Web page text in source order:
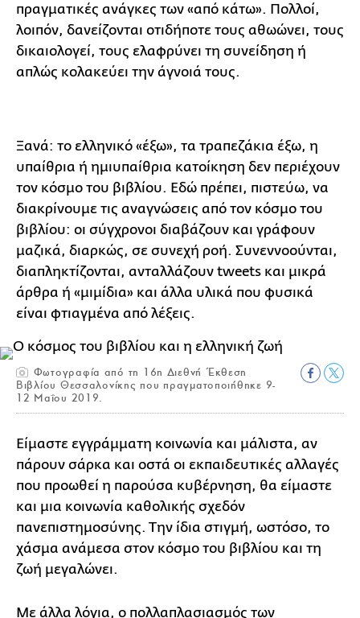
πραγματικές ανάγκες των «από κάτω». Πολλοί,
λοιπόν, δανείζονται οτιδήποτε τους αθωώνει, τους
δικαιολογεί, τους ελαφρύνει τη συνείδηση ή
απλώς κολακεύει την άγνοιά τους.
Ξανά: το ελληνικό «έξω», τα τραπεζάκια έξω, η
υπαίθρια ή ημιυπαίθρια κατοίκηση δεν περιέχουν
τον κόσμο του βιβλίου. Εδώ πρέπει, πιστεύω, να
διακρίνουμε τις αναγνώσεις από τον κόσμο του
βιβλίου: οι σύγχρονοι διαβάζουν και γράφουν
μαζικά, διαρκώς, σε συνεχή ροή. Συνεννοούνται,
διαπληκτίζονται, ανταλλάζουν tweets και μικρά
άρθρα ή «μιμίδια» και άλλα υλικά που φυσικά
είναι φτιαγμένα από λέξεις.
Φωτογραφία από τη 16η Διεθνή Έκθεση
Βιβλίου Θεσσαλονίκης που πραγματοποιήθηκε 9-
12 Μαΐου 2019.
Είμαστε εγγράμματη κοινωνία και μάλιστα, αν
πάρουν σάρκα και οστά οι εκπαιδευτικές αλλαγές
που προωθεί η παρούσα κυβέρνηση, θα είμαστε
και μια κοινωνία καθολικής σχεδόν
πανεπιστημοσύνης. Την ίδια στιγμή, ωστόσο, το
χάσμα ανάμεσα στον κόσμο του βιβλίου και τη
ζωή μεγαλώνει.
Με άλλα λόγια, ο πολλαπλασιασμός των